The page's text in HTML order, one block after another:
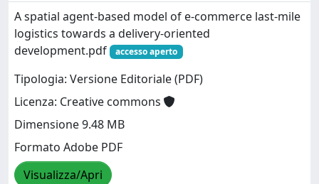
A spatial agent-based model of e-commerce last-mile
logistics towards a delivery-oriented
development.pdf
accesso aperto
Tipologia: Versione Editoriale (PDF)
Licenza: Creative commons
Dimensione 9.48 MB
Formato Adobe PDF
Visualizza/Apri